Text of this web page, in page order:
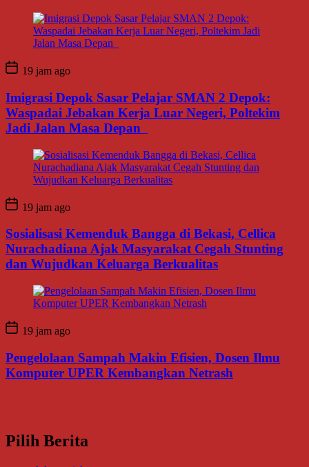
19 jam ago
Imigrasi Depok Sasar Pelajar SMAN 2 Depok:
Waspadai Jebakan Kerja Luar Negeri, Poltekim
Jadi Jalan Masa Depan
19 jam ago
Sosialisasi Kemenduk Bangga di Bekasi, Cellica
Nurachadiana Ajak Masyarakat Cegah Stunting
dan Wujudkan Keluarga Berkualitas
19 jam ago
Pengelolaan Sampah Makin Efisien, Dosen Ilmu
Komputer UPER Kembangkan Netrash
Pilih Berita